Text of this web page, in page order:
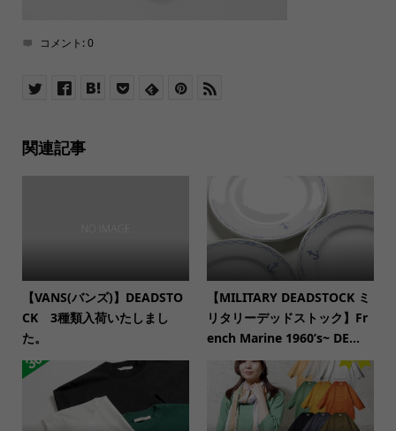
コメント:0
関連記事
【VANS(バンズ)】DEADSTO
CK 3種類入荷いたしまし
た。
【MILITARY DEADSTOCK ミ
リタリーデッドストック】Fr
ench Marine 1960’s~ DE...